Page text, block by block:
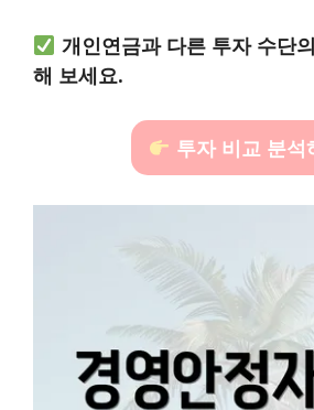
개인연금과 다른 투자 수단
해 보세요.
투자 비교 분석